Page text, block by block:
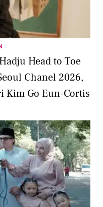
Head to Toe
Chanel 2026,
Kim Go Eun-Cortis